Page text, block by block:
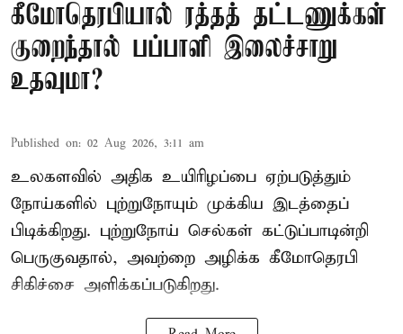
கீமோதெரபியால் ரத்தத் தட்டணுக்கள்
குறைந்தால் பப்பாளி இலைச்சாறு
உதவுமா?
Published on: 02 Aug 2026, 3:11 am
உலகளவில் அதிக உயிரிழப்பை ஏற்படுத்தும்
நோய்களில் புற்றுநோயும் முக்கிய இடத்தைப்
பிடிக்கிறது. புற்றுநோய் செல்கள் கட்டுப்பாடின்றி
பெருகுவதால், அவற்றை அழிக்க கீமோதெரபி
சிகிச்சை அளிக்கப்படுகிறது.